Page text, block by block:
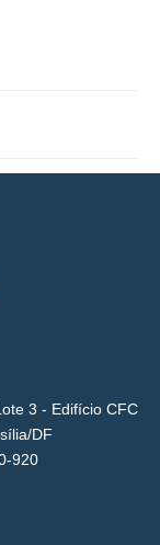
3 - Edifício CFC
DF
920